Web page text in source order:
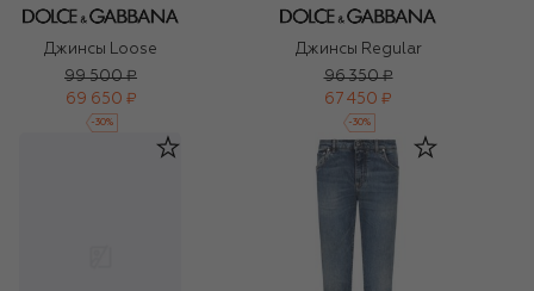
Джинсы Loose
99 500 ₽
69 650 ₽
-30%
Джинсы Regular
96 350 ₽
67 450 ₽
-30%